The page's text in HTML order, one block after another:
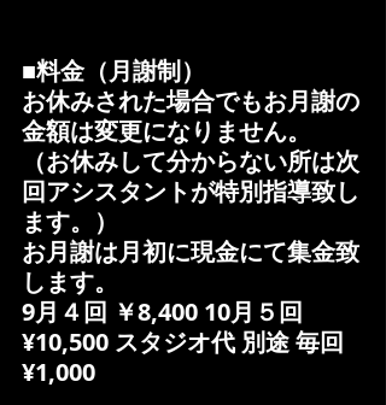
■料金（月謝制）
お休みされた場合でもお月謝の
金額は変更になりません。
（お休みして分からない所は次
回アシスタントが特別指導致し
ます。）
お月謝は月初に現金にて集金致
します。
9月４回 ￥8,400 10月５回
¥10,500 スタジオ代 別途 毎回
¥1,000